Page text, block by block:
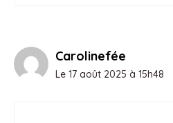
Carolinefée
Le 17 août 2025 à 15h48